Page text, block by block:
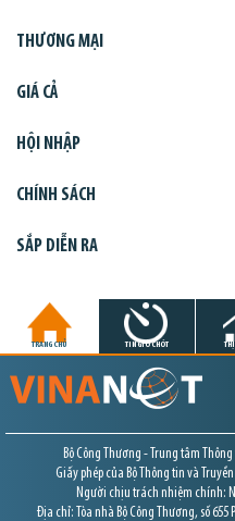
THƯƠNG MẠI
GIÁ CẢ
HỘI NHẬP
CHÍNH SÁCH
SẮP DIỄN RA
TRANG CHỦ TIN GIỜ CHÓT
Bộ Công Thương - Trung tâm
Giấy phép của Bộ Thông tin và
Người chịu trách nhiệm chính:
Địa chỉ: Tòa nhà Bộ Công Thương, số